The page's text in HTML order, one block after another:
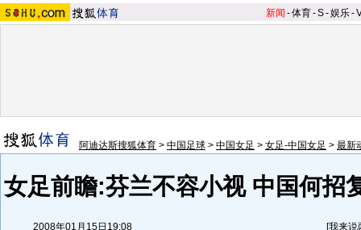
新闻 -体育-S-娱乐-
阿迪达斯搜狐体育 > 中国足球 > 中国女足 > 女足-中国女足 > 最新
女足前瞻:芬兰不容小视 中国何招
2008年01月15日19:08 [我来说